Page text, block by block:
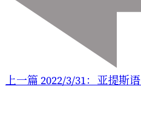
上一篇 2022/3/31：亚提斯语